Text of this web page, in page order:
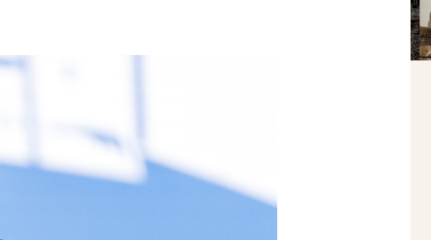
и Face
какой будет
в ЖК «Нова»
состоянием как основа
антихрупких команд